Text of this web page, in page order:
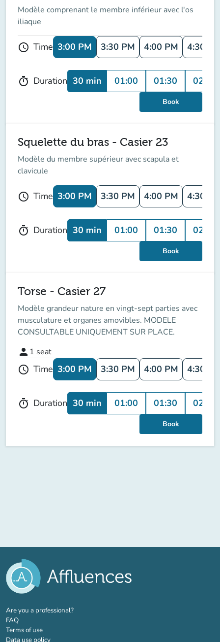
Modèle comprenant le membre inférieur avec l'os
iliaque
schedule Time 3:00 PM 3:30 PM 4:00 PM 4:30
timer Duration 30 min 01:00 01:30 02:00
Book
Squelette du bras - Casier 23
Modèle du membre supérieur avec scapula et
clavicule
schedule Time 3:00 PM 3:30 PM 4:00 PM 4:30
timer Duration 30 min 01:00 01:30 02:00
Book
Torse - Casier 27
Modèle grandeur nature en vingt-sept parties avec
musculature et organes amovibles. MODELE
CONSULTABLE UNIQUEMENT SUR PLACE.
person 1 seat
schedule Time 3:00 PM 3:30 PM 4:00 PM 4:30
timer Duration 30 min 01:00 01:30 02:00
Book
Are you a professional?(new tab)
FAQ
Terms of use
Data use policy